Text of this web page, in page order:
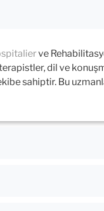
ve
dil ve
sahiptir. Bu